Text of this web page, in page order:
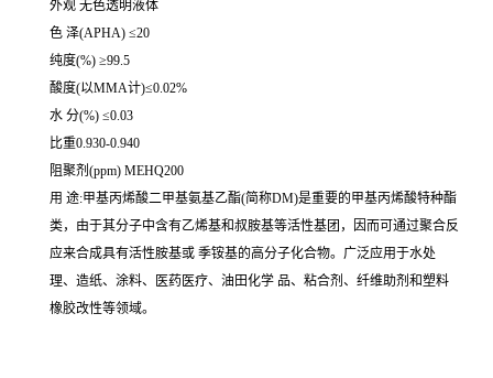
外观 无色透明液体
色 泽(APHA) ≤20
纯度(%) ≥99.5
酸度(以MMA计)≤0.02%
水 分(%) ≤0.03
比重0.930-0.940
阻聚剂(ppm) MEHQ200
用 途:甲基丙烯酸二甲基氨基乙酯(简称DM)是重要的甲基丙烯酸特种酯
类，由于其分子中含有乙烯基和叔胺基等活性基团，因而可通过聚合反
应来合成具有活性胺基或 季铵基的高分子化合物。广泛应用于水处
理、造纸、涂料、医药医疗、油田化学 品、粘合剂、纤维助剂和塑料
橡胶改性等领域。